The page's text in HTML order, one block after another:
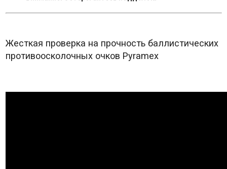
Жесткая проверка на прочность баллистических
противоосколочных очков Pyramex